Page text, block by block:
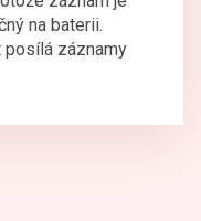
na baterii.
posílá záznamy